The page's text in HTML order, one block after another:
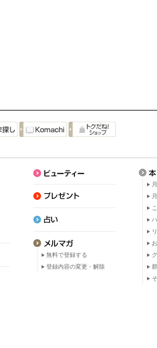
無料で登録する
登録内容の変更・解除